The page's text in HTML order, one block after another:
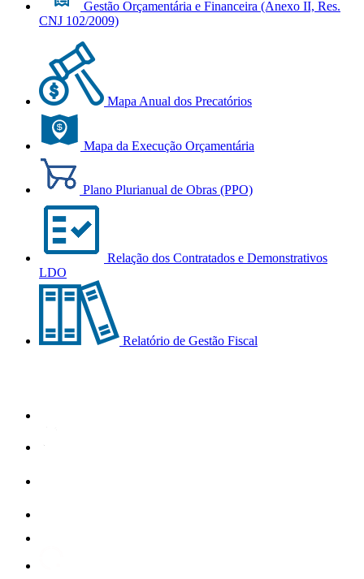
Gestão Orçamentária e Financeira (Anexo II, Res.
CNJ 102/2009)
Mapa Anual dos Precatórios
Mapa da Execução Orçamentária
Plano Plurianual de Obras (PPO)
Relação dos Contratados e Demonstrativos
LDO
Relatório de Gestão Fiscal